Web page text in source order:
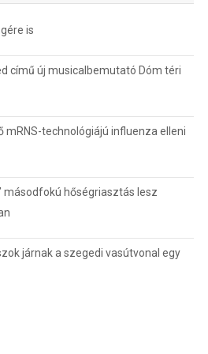
is
című új musicalbemutató Dóm téri
mRNS-technológiájú influenza elleni
másodfokú hőségriasztás lesz
járnak a szegedi vasútvonal egy